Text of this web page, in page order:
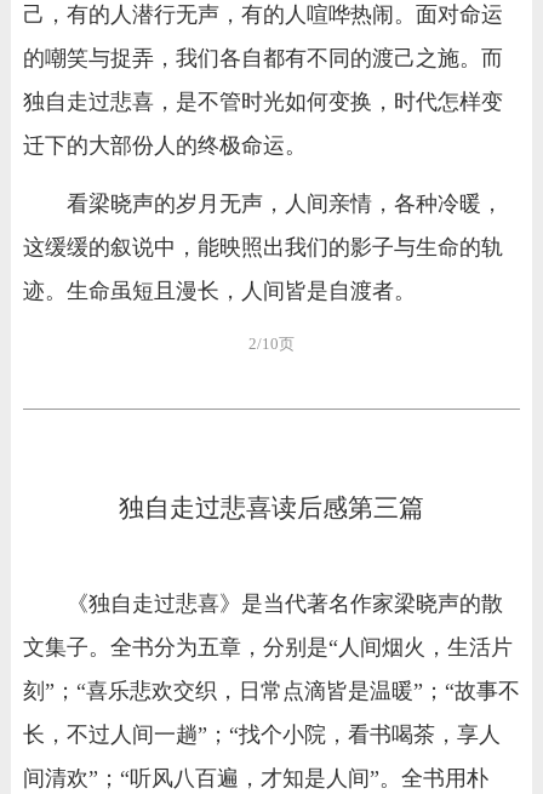
己，有的人潜行无声，有的人喧哗热闹。面对命运
的嘲笑与捉弄，我们各自都有不同的渡己之施。而
独自走过悲喜，是不管时光如何变换，时代怎样变
迁下的大部份人的终极命运。
看梁晓声的岁月无声，人间亲情，各种冷暖，
这缓缓的叙说中，能映照出我们的影子与生命的轨
迹。生命虽短且漫长，人间皆是自渡者。
2/10页
独自走过悲喜读后感第三篇
《独自走过悲喜》是当代著名作家梁晓声的散
文集子。全书分为五章，分别是“人间烟火，生活片
刻”；“喜乐悲欢交织，日常点滴皆是温暖”；“故事不
长，不过人间一趟”；“找个小院，看书喝茶，享人
间清欢”；“听风八百遍，才知是人间”。全书用朴